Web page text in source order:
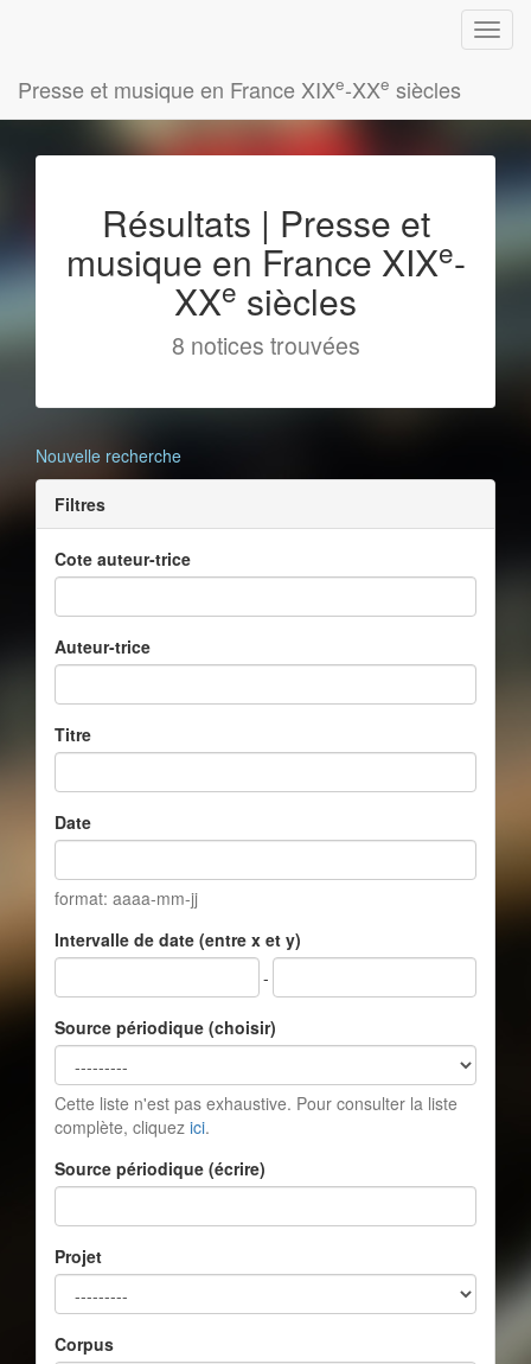
Presse et musique en France XIXe-XXe siècles
Résultats | Presse et
musique en France XIXe-
XXe siècles
8 notices trouvées
Nouvelle recherche
Filtres
Cote auteur-trice
Auteur-trice
Titre
Date
format: aaaa-mm-jj
Intervalle de date (entre x et y)
-
Source périodique (choisir)
Cette liste n'est pas exhaustive. Pour consulter la liste
complète, cliquez ici.
Source périodique (écrire)
Projet
Corpus